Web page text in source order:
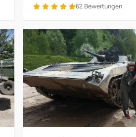
4.9 von 5
62 Bewertungen